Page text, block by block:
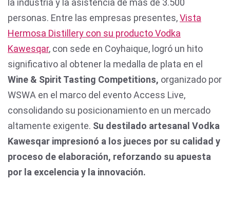
la industria y la asistencia de más de 3.500
personas. Entre las empresas presentes,Vista
Hermosa Distillery con su producto Vodka
Kawesqar, con sede en Coyhaique, logró un hito
significativo al obtener la medalla de plata en el
Wine & Spirit Tasting Competitions, organizado por
WSWA en el marco del evento Access Live,
consolidando su posicionamiento en un mercado
altamente exigente. Su destilado artesanal Vodka
Kawesqar impresionó a los jueces por su calidad y
proceso de elaboración, reforzando su apuesta
por la excelencia y la innovación.